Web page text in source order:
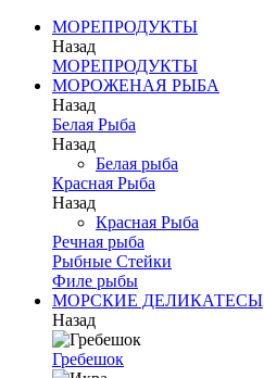
МОРЕПРОДУКТЫ
Назад
МОРЕПРОДУКТЫ
МОРОЖЕНАЯ РЫБА
Назад
Белая Рыба
Назад
Белая рыба
Красная Рыба
Назад
Красная Рыба
Речная рыба
Рыбные Стейки
Филе рыбы
МОРСКИЕ ДЕЛИКАТЕСЫ
Назад
Гребешок